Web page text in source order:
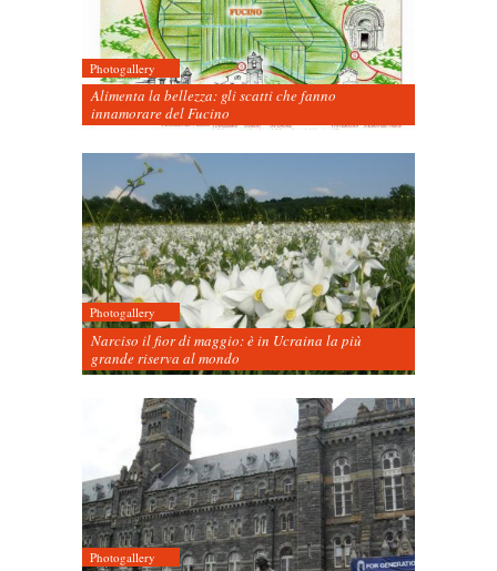
Photogallery
Alimenta la bellezza: gli scatti che fanno
innamorare del Fucino
Photogallery
Narciso il fior di maggio: è in Ucraina la più
grande riserva al mondo
Photogallery